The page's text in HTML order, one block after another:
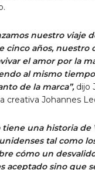
nuestro viaje
cinco años, nuestro
el amor por la
al mismo
de la marca”,dijo
creativa Johannes
tiene una historia de
tal como
cómo un
aceptado sino que